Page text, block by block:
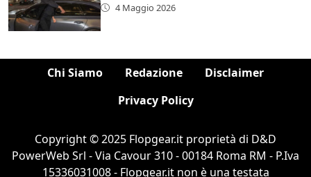
4 Maggio 2026
Chi Siamo Redazione
Disclaimer
Privacy Policy
Copyright © 2025 Flopgear.it proprietà di D&D
PowerWeb Srl - Via Cavour 310 - 00184 Roma RM - P.Iva
15336031008 - Flopgear.it non è una testata